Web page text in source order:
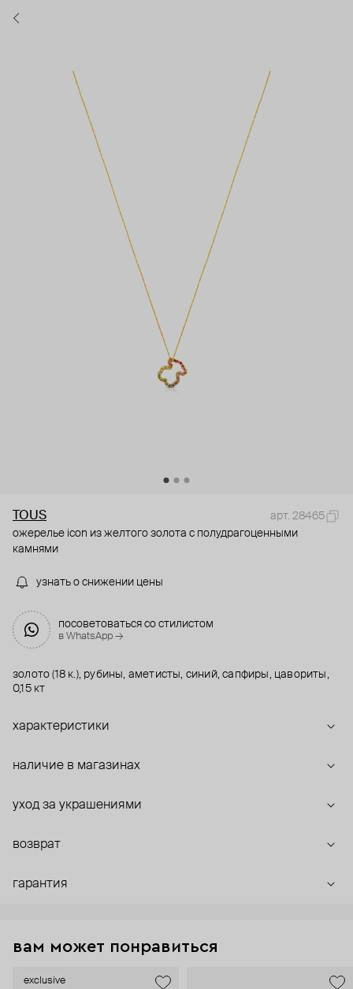
TOUS
арт. 28465
ожерелье icon из желтого золота с полудрагоценными
камнями
узнать о снижении цены
посоветоваться со стилистом
в WhatsApp →
золото (18 к.), рубины, аметисты, синий, сапфиры, цавориты,
0,15 кт
характеристики
наличие в магазинах
уход за украшениями
возврат
гарантия
вам может понравиться
exclusive